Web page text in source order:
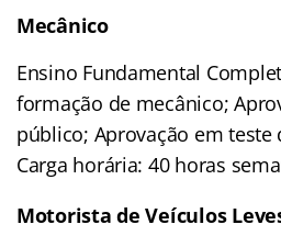
Mecânico
Ensino Fundamental
formação de mecânico;
público; Aprovação em teste
Carga horária: 40 horas
Motorista de Veículos